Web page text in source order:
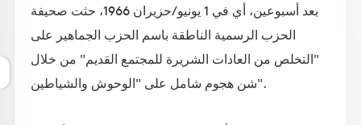
بعد أسبوعين، أي في 1 يونيو/حزيران 1966، حثت صحيفة
الحزب الرسمية الناطقة باسم الحزب الجماهير على
"التخلص من العادات الشريرة للمجتمع القديم" من خلال
شن هجوم شامل على "الوحوش والشياطين".